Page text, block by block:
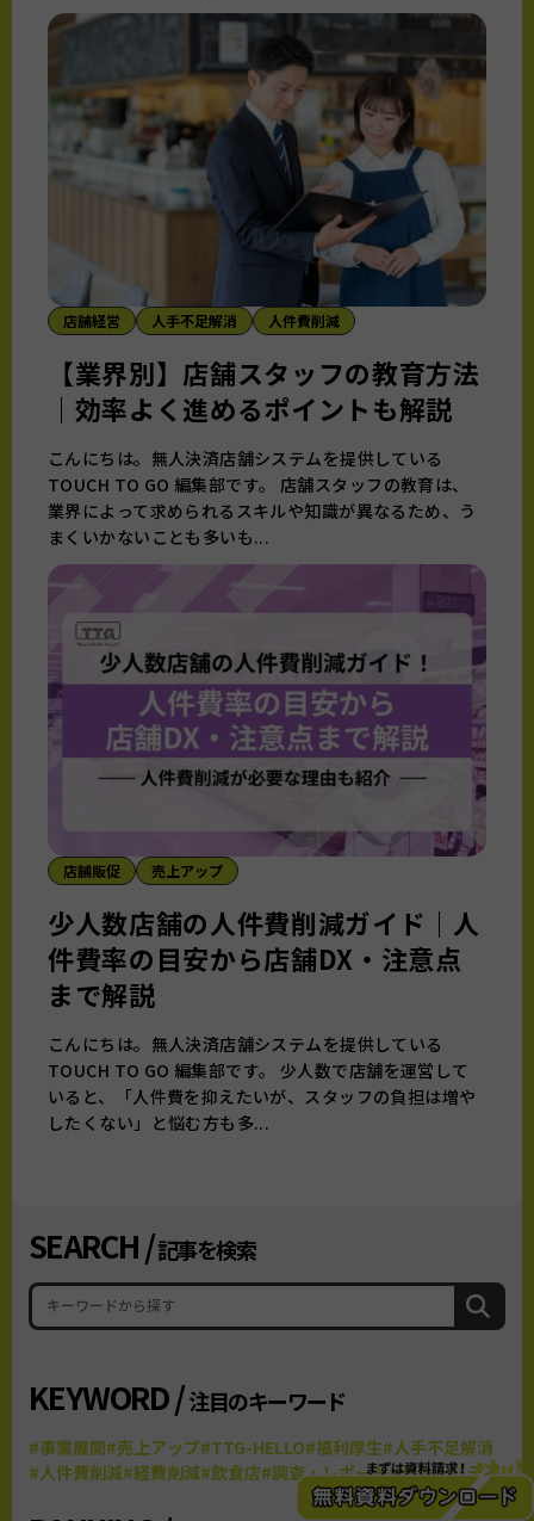
店舗経営 人手不足解消 人件費削減
【業界別】店舗スタッフの教育方法
｜効率よく進めるポイントも解説
こんにちは。無人決済店舗システムを提供している
TOUCH TO GO 編集部です。 店舗スタッフの教育は、
業界によって求められるスキルや知識が異なるため、う
まくいかないことも多いも...
店舗販促 売上アップ
少人数店舗の人件費削減ガイド｜人
件費率の目安から店舗DX・注意点
まで解説
こんにちは。無人決済店舗システムを提供している
TOUCH TO GO 編集部です。 少人数で店舗を運営して
いると、「人件費を抑えたいが、スタッフの負担は増や
したくない」と悩む方も多...
SEARCH /記事を検索
KEYWORD /注目のキーワード
#事業展開#売上アップ#TTG-HELLO#福利厚生#人手不足解消
#人件費削減#経費削減#飲食店#調査・レポート#セキュリティ